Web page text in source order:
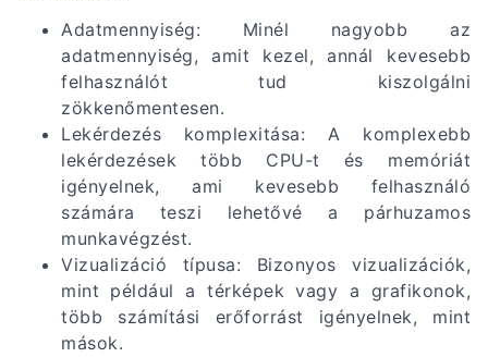
Adatmennyiség: Minél nagyobb az
adatmennyiség, amit kezel, annál kevesebb
felhasználót tud kiszolgálni
zökkenőmentesen.
Lekérdezés komplexitása: A komplexebb
lekérdezések több CPU-t és memóriát
igényelnek, ami kevesebb felhasználó
számára teszi lehetővé a párhuzamos
munkavégzést.
Vizualizáció típusa: Bizonyos vizualizációk,
mint például a térképek vagy a grafikonok,
több számítási erőforrást igényelnek, mint
mások.